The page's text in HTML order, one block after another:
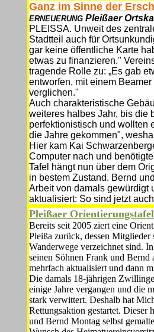
Ganz im Sinne der
ERNEUERUNG Pleißaer
PLEISSA. Unweit des
Stadtteil auch für
gar keine öffentliche Karte
etwas zu finan­zieren."
tragende Rolle zu: „Es gab
entworfen, mit einem
verglichen."
Auch charakteristische
weiteres halbes Jahr, bis die
perfektionistisch und wollten
die Jahre gekommen",
Hier kam Kai
Computer nach und
Tafel hängt nun über dem
in bestem Zustand. Bernd
Arbeit von damals gewürdigt
aktualisiert: So sind jetzt
Pleißaer
Bereits seit 2005 ziert eine
Pleißa zurück, dessen
Wanderwege verzeichnet sind.
seinen Söhnen Frank und
mehrfach aktualisiert und dann
Die damals 18-jährigen
einige Jahre vergangen und die
stark verwittert. Deshalb hat
Rettungsaktion gestartet. Dieser
und Bernd Montag selbst